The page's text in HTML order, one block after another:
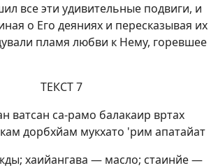
все эти удивительные подвиги, и
о Его деяниях и пересказывая их
пламя любви к Нему, горевшее
ТЕКСТ 7
ватсан са-рамо балакаир вртах
дорбхйам мукхато 'рим апатайат
хаийангава — масло; стаинйе —